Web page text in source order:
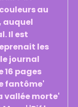
au
auquel
Il est
les
journal
16 pages
fantôme'
vallée morte'